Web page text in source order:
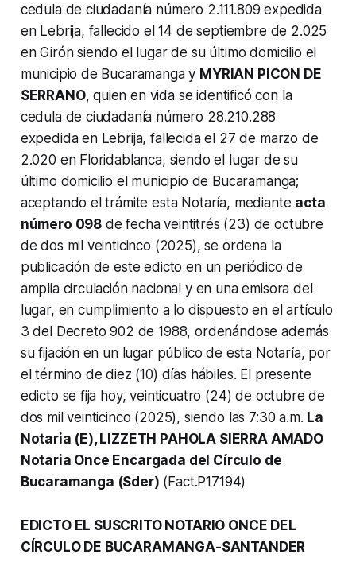
cedula de ciudadanía número 2.111.809 expedida
en Lebrija, fallecido el 14 de septiembre de 2.025
en Girón siendo el lugar de su último domicilio el
municipio de Bucaramanga y MYRIAN PICON DE
SERRANO, quien en vida se identificó con la
cedula de ciudadanía número 28.210.288
expedida en Lebrija, fallecida el 27 de marzo de
2.020 en Floridablanca, siendo el lugar de su
último domicilio el municipio de Bucaramanga;
aceptando el trámite esta Notaría, mediante acta
número 098 de fecha veintitrés (23) de octubre
de dos mil veinticinco (2025), se ordena la
publicación de este edicto en un periódico de
amplia circulación nacional y en una emisora del
lugar, en cumplimiento a lo dispuesto en el artículo
3 del Decreto 902 de 1988, ordenándose además
su fijación en un lugar público de esta Notaría, por
el término de diez (10) días hábiles. El presente
edicto se fija hoy, veinticuatro (24) de octubre de
dos mil veinticinco (2025), siendo las 7:30 a.m. La
Notaria (E), LIZZETH PAHOLA SIERRA AMADO
Notaria Once Encargada del Círculo de
Bucaramanga (Sder) (Fact.P17194)
EDICTO EL SUSCRITO NOTARIO ONCE DEL
CÍRCULO DE BUCARAMANGA-SANTANDER